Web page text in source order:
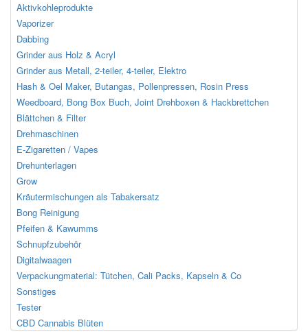
Aktivkohleprodukte
Vaporizer
Dabbing
Grinder aus Holz & Acryl
Grinder aus Metall, 2-teiler, 4-teiler, Elektro
Hash & Oel Maker, Butangas, Pollenpressen, Rosin Press
Weedboard, Bong Box Buch, Joint Drehboxen & Hackbrettchen
Blättchen & Filter
Drehmaschinen
E-Zigaretten / Vapes
Drehunterlagen
Grow
Kräutermischungen als Tabakersatz
Bong Reinigung
Pfeifen & Kawumms
Schnupfzubehör
Digitalwaagen
Verpackungmaterial: Tütchen, Cali Packs, Kapseln & Co
Sonstiges
Tester
CBD Cannabis Blüten